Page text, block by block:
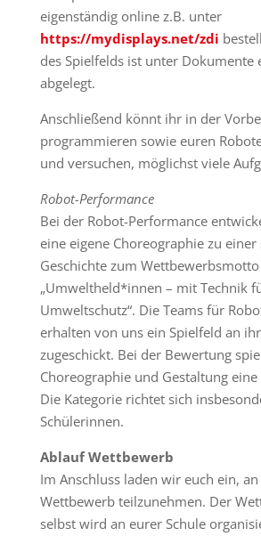
eigenständig online z.B. unter
https://mydisplays.net/zdi
des Spielfelds ist unter Dokumente
abgelegt.
Anschließend könnt ihr in der
programmieren sowie euren
und versuchen, möglichst viele
Robot-Performance
Bei der Robot-Performance
eine eigene Choreographie zu
Geschichte zum Wettbewerbsmotto
„Umweltheld*innen – mit Technik
Umweltschutz“. Die Teams für
erhalten von uns ein Spielfeld an
zugeschickt. Bei der Bewertung
Choreographie und Gestaltung
Die Kategorie richtet sich
Schülerinnen.
Ablauf Wettbewerb
Im Anschluss laden wir euch ein,
Wettbewerb teilzunehmen. Der
selbst wird an eurer Schule